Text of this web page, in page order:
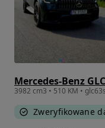
3982 cm3 • 510 KM •
Zweryfikowane